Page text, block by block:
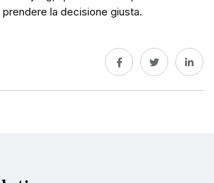
la decisione giusta.